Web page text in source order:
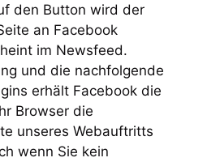
den Button wird der
an Facebook
im Newsfeed.
und die nachfolgende
erhält Facebook die
Browser die
unseres Webauftritts
wenn Sie kein